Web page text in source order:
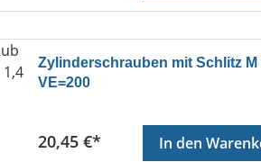
Zylinderschrauben mit Schlitz M
VE=200
Regulärer Preis:
20,45 €* In den